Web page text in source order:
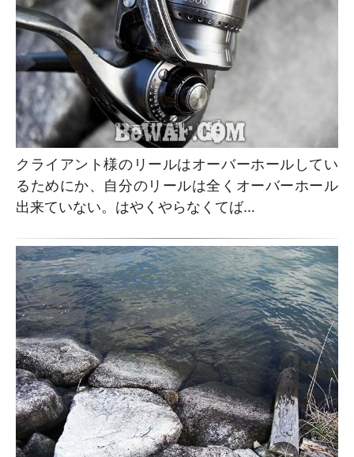
クライアント様のリールはオーバーホールしてい
るためにか、自分のリールは全くオーバーホール
出来ていない。はやくやらなくてば…